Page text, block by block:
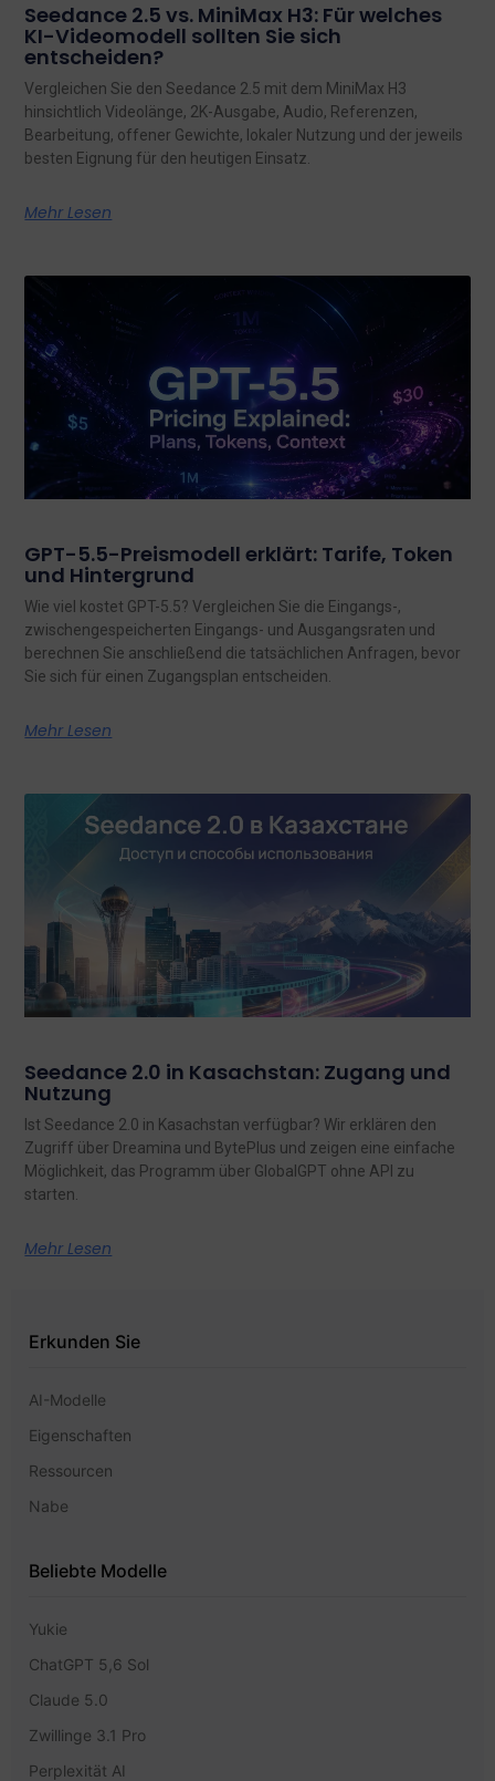
Seedance 2.5 vs. MiniMax H3: Für welches
KI-Videomodell sollten Sie sich
entscheiden?
Vergleichen Sie den Seedance 2.5 mit dem MiniMax H3
hinsichtlich Videolänge, 2K-Ausgabe, Audio, Referenzen,
Bearbeitung, offener Gewichte, lokaler Nutzung und der jeweils
besten Eignung für den heutigen Einsatz.
Mehr Lesen
GPT-5.5-Preismodell erklärt: Tarife, Token
und Hintergrund
Wie viel kostet GPT-5.5? Vergleichen Sie die Eingangs-,
zwischengespeicherten Eingangs- und Ausgangsraten und
berechnen Sie anschließend die tatsächlichen Anfragen, bevor
Sie sich für einen Zugangsplan entscheiden.
Mehr Lesen
Seedance 2.0 in Kasachstan: Zugang und
Nutzung
Ist Seedance 2.0 in Kasachstan verfügbar? Wir erklären den
Zugriff über Dreamina und BytePlus und zeigen eine einfache
Möglichkeit, das Programm über GlobalGPT ohne API zu
starten.
Mehr Lesen
Erkunden Sie
AI-Modelle
Eigenschaften
Ressourcen
Nabe
Beliebte Modelle
Yukie
ChatGPT 5,6 Sol
Claude 5.0
Zwillinge 3.1 Pro
Perplexität AI